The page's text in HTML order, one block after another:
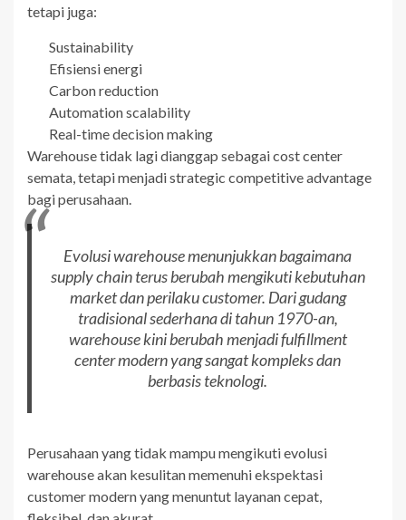
tetapi juga:
Sustainability
Efisiensi energi
Carbon reduction
Automation scalability
Real-time decision making
Warehouse tidak lagi dianggap sebagai cost center
semata, tetapi menjadi strategic competitive advantage
bagi perusahaan.
Evolusi warehouse menunjukkan bagaimana
supply chain terus berubah mengikuti kebutuhan
market dan perilaku customer. Dari gudang
tradisional sederhana di tahun 1970-an,
warehouse kini berubah menjadi fulfillment
center modern yang sangat kompleks dan
berbasis teknologi.
Perusahaan yang tidak mampu mengikuti evolusi
warehouse akan kesulitan memenuhi ekspektasi
customer modern yang menuntut layanan cepat,